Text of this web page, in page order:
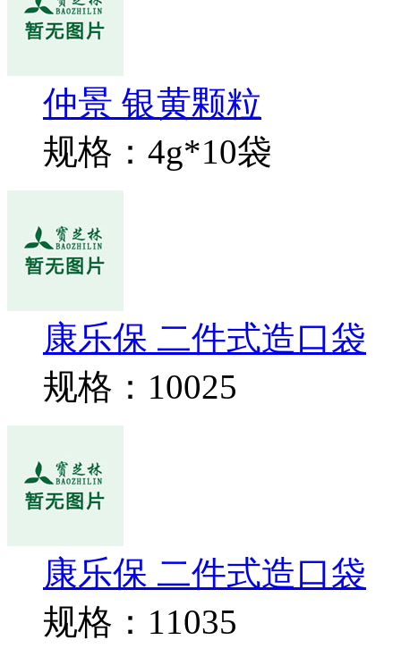
仲景 银黄颗粒
规格：4g*10袋
康乐保 二件式造口袋
规格：10025
康乐保 二件式造口袋
规格：11035